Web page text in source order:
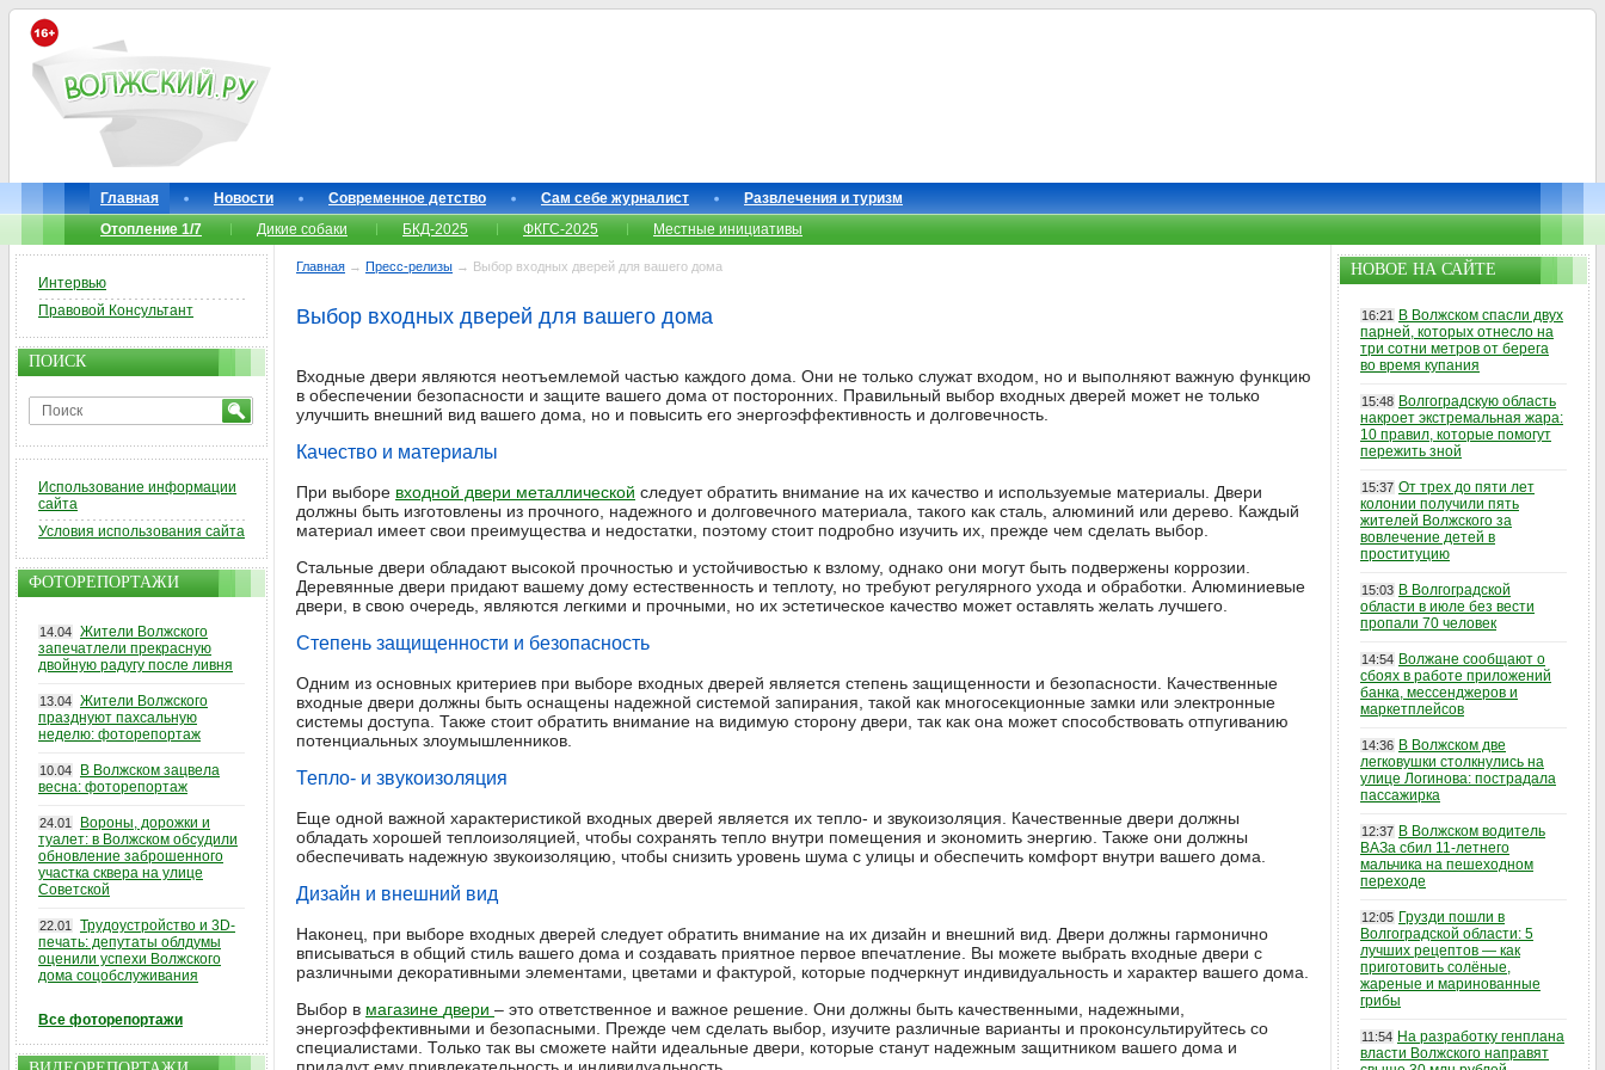
Главная Новости Современное детство Сам себе журналист
Развлечения и туризм
Отопление 1/7
Дикие собаки БКД-2025 ФКГС-2025 Местные инициативы
Главная → Пресс-релизы → Выбор входных дверей для вашего дома
Выбор входных дверей для вашего дома
Входные двери являются неотъемлемой частью каждого дома. Они не только служат входом, но и выполняют важную функцию
в обеспечении безопасности и защите вашего дома от посторонних. Правильный выбор входных дверей может не только
улучшить внешний вид вашего дома, но и повысить его энергоэффективность и долговечность.
Качество и материалы
При выборе входной двери металлической следует обратить внимание на их качество и используемые материалы. Двери
должны быть изготовлены из прочного, надежного и долговечного материала, такого как сталь, алюминий или дерево. Каждый
материал имеет свои преимущества и недостатки, поэтому стоит подробно изучить их, прежде чем сделать выбор.
Стальные двери обладают высокой прочностью и устойчивостью к взлому, однако они могут быть подвержены коррозии.
Деревянные двери придают вашему дому естественность и теплоту, но требуют регулярного ухода и обработки. Алюминиевые
двери, в свою очередь, являются легкими и прочными, но их эстетическое качество может оставлять желать лучшего.
Степень защищенности и безопасность
Одним из основных критериев при выборе входных дверей является степень защищенности и безопасности. Качественные
входные двери должны быть оснащены надежной системой запирания, такой как многосекционные замки или электронные
системы доступа. Также стоит обратить внимание на видимую сторону двери, так как она может способствовать отпугиванию
потенциальных злоумышленников.
Тепло- и звукоизоляция
Еще одной важной характеристикой входных дверей является их тепло- и звукоизоляция. Качественные двери должны
обладать хорошей теплоизоляцией, чтобы сохранять тепло внутри помещения и экономить энергию. Также они должны
обеспечивать надежную звукоизоляцию, чтобы снизить уровень шума с улицы и обеспечить комфорт внутри вашего дома.
Дизайн и внешний вид
Наконец, при выборе входных дверей следует обратить внимание на их дизайн и внешний вид. Двери должны гармонично
вписываться в общий стиль вашего дома и создавать приятное первое впечатление. Вы можете выбрать входные двери с
различными декоративными элементами, цветами и фактурой, которые подчеркнут индивидуальность и характер вашего дома.
Выбор в магазине двери – это ответственное и важное решение. Они должны быть качественными, надежными,
энергоэффективными и безопасными. Прежде чем сделать выбор, изучите различные варианты и проконсультируйтесь со
специалистами. Только так вы сможете найти идеальные двери, которые станут надежным защитником вашего дома и
Интервью
Правовой Консультант
ПОИСК
Использование информации
сайта
Условия использования сайта
ФОТОРЕПОРТАЖИ
14.04 Жители Волжского
запечатлели прекрасную
двойную радугу после ливня
13.04 Жители Волжского
празднуют пахсальную
неделю: фоторепортаж
10.04
В Волжском зацвела
весна: фоторепортаж
24.01
Вороны, дорожки и
туалет: в Волжском обсудили
обновление заброшенного
участка сквера на улице
Советской
22.01
Трудоустройство и 3D-
печать: депутаты облдумы
оценили успехи Волжского
дома соцобслуживания
Все фоторепортажи
НОВОЕ НА САЙТЕ
16:21
В Волжском спасли двух
парней, которых отнесло на
три сотни метров от берега
во время купания
15:48 Волгоградскую область
накроет экстремальная жара:
10 правил, которые помогут
пережить зной
15:37 От трех до пяти лет
колонии получили пять
жителей Волжского за
вовлечение детей в
проституцию
15:03 В Волгоградской
области в июле без вести
пропали 70 человек
14:54 Волжане сообщают о
сбоях в работе приложений
банка, мессенджеров и
маркетплейсов
14:36 В Волжском две
легковушки столкнулись на
улице Логинова: пострадала
пассажирка
12:37 В Волжском водитель
ВАЗа сбил 11-летнего
мальчика на пешеходном
переходе
12:05 Грузди пошли в
Волгоградской области: 5
лучших рецептов — как
приготовить солёные,
жареные и маринованные
грибы
11:54 На разработку генплана
власти Волжского направят